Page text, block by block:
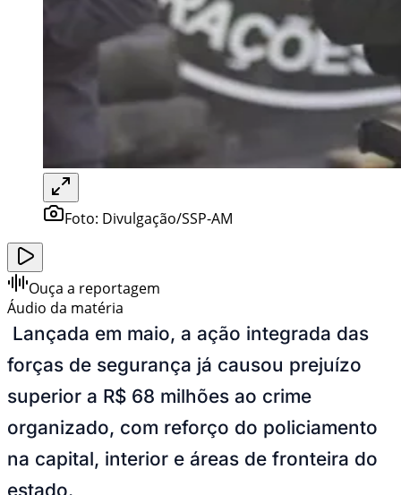
Foto: Divulgação/SSP-AM
Ouça a reportagem
Áudio da matéria
Lançada em maio, a ação integrada das
forças de segurança já causou prejuízo
superior a R$ 68 milhões ao crime
organizado, com reforço do policiamento
na capital, interior e áreas de fronteira do
estado.